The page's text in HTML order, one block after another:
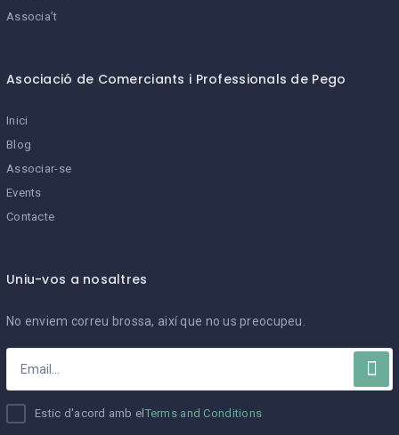
Associa’t
Asociació de Comerciants i Professionals de Pego
Inici
Blog
Associar-se
Events
Contacte
Uniu-vos a nosaltres
No enviem correu brossa, així que no us preocupeu.
Estic d'acord amb el Terms and Conditions